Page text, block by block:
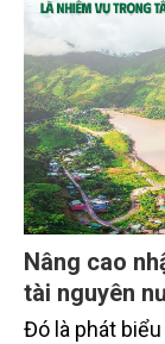
Nâng cao
tài nguyên
Đó là phát